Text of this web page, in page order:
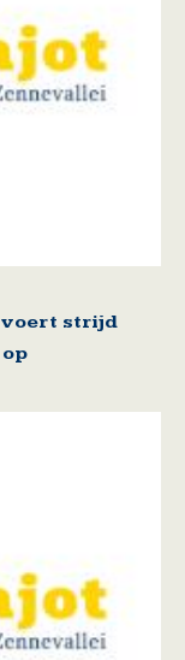
voert strijd